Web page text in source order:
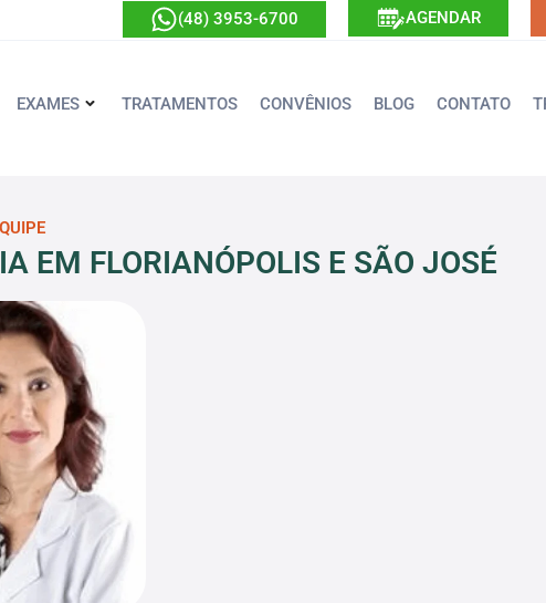
(48) 3953-6700 AGENDAR
EXAMES TRATAMENTOS CONVÊNIOS BLOG CONTATO
EM FLORIANÓPOLIS E SÃO JOSÉ